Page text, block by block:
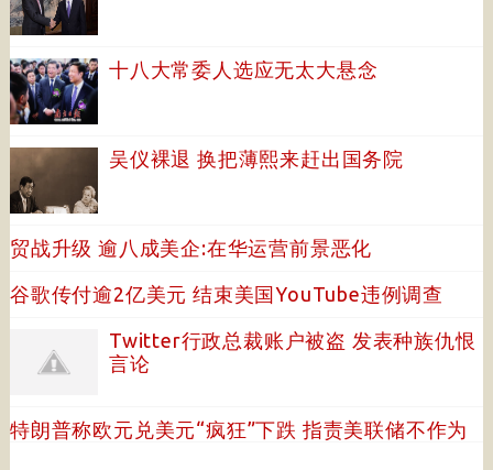
十八大常委人选应无太大悬念
吴仪裸退 换把薄熙来赶出国务院
贸战升级 逾八成美企:在华运营前景恶化
谷歌传付逾2亿美元 结束美国YouTube违例调查
Twitter行政总裁账户被盗 发表种族仇恨
言论
特朗普称欧元兑美元“疯狂”下跌 指责美联储不作为